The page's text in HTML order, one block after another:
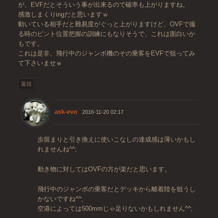
が、EVFだとそういう事が出来るので確率も上がりますね。
感激しまくりingだと思いますｗ
動いている相手だと難易度がぐっと上がりますけど、OVFで撮
る時のピント位置把握の訓練にもなりそうで、これは面白いか
もです。
これは是非、飛行中のジャンボ機のその乗客をEVFで狙ってみ
て下さいませｗ
返信
ask-evo 2016-11-20 02:17
歩留まりと引き換えに使いこなしの達成感は薄いかもし
れませんね^^;
動き物に対してはOVFの方が楽だと思います。
飛行中のジャンボの乗客だとデッキから離着陸を狙うし
かないですね^^;
空港によっては500mmじゃ足りないかもしれません^^;